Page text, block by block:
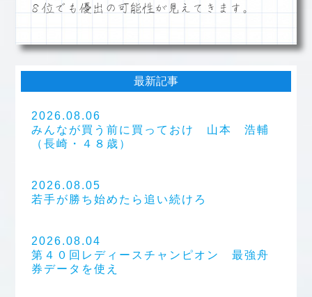
８位でも優出の可能性が見えてきます。
最新記事
2026.08.06
みんなが買う前に買っておけ 山本 浩輔
（長崎・４８歳）
2026.08.05
若手が勝ち始めたら追い続けろ
2026.08.04
第４０回レディースチャンピオン 最強舟
券データを使え